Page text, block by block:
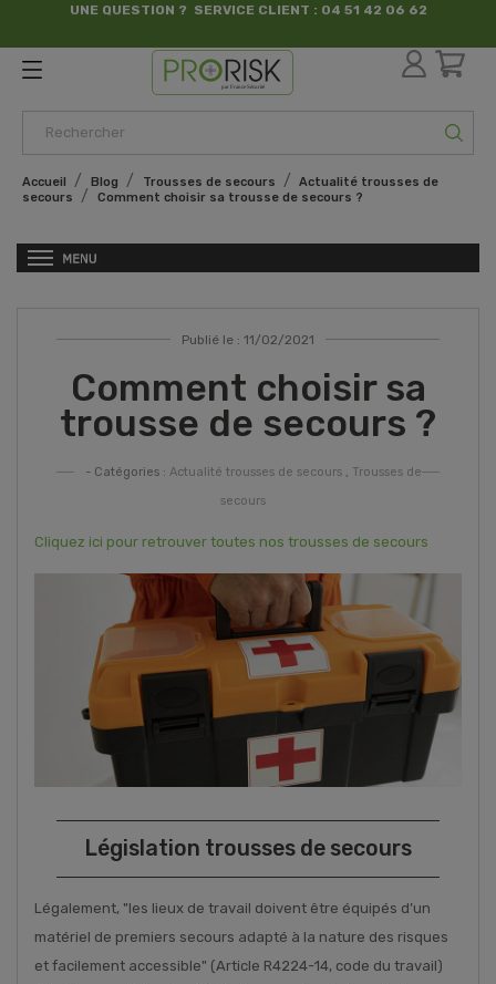
UNE QUESTION ? SERVICE CLIENT : 04 51 42 06 62
par France Sécurité
Accueil Blog Trousses de secours
Actualité trousses de
secours
Comment choisir sa trousse de secours ?
Publié le : 11/02/2021
Comment choisir sa
trousse de secours ?
- Catégories : Actualité trousses de secours , Trousses de
secours
Cliquez ici pour retrouver toutes nos trousses de secours
Législation trousses de secours
Légalement, "les lieux de travail doivent être équipés d’un
matériel de premiers secours adapté à la nature des risques
et facilement accessible" (Article R4224-14, code du travail)